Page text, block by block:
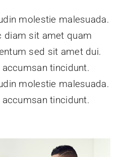
molestie malesuada.
diam sit amet quam
sed sit amet dui.
tincidunt.
molestie malesuada.
tincidunt.